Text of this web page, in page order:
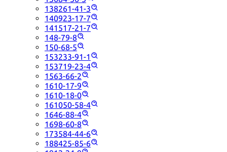
138261-41-3
140923-17-7
141517-21-7
148-79-8
150-68-5
153233-91-1
153719-23-4
1563-66-2
1610-17-9
1610-18-0
161050-58-4
1646-88-4
1698-60-8
173584-44-6
188425-85-6